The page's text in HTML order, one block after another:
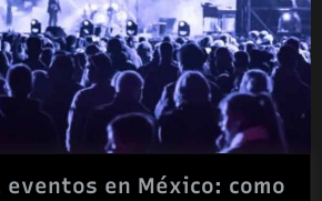
en México: como